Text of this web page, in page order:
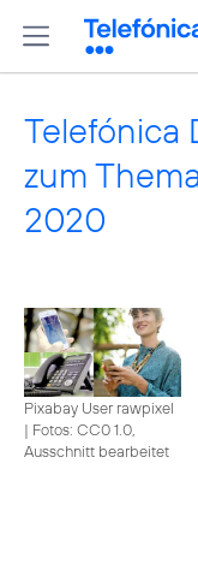
Telefónica
zum
2020
Pixabay User rawpixel
| Fotos: CC0 1.0,
Ausschnitt bearbeitet